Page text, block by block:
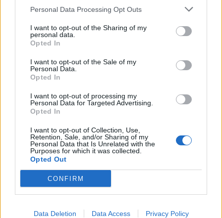
Personal Data Processing Opt Outs
I want to opt-out of the Sharing of my
personal data.
Opted In
I want to opt-out of the Sale of my
Personal Data.
Opted In
I want to opt-out of processing my
Personal Data for Targeted Advertising.
Opted In
I want to opt-out of Collection, Use,
Retention, Sale, and/or Sharing of my
Personal Data that Is Unrelated with the
Purposes for which it was collected.
Opted Out
CONFIRM
Data Deletion Data Access Privacy Policy
Δείτε επίσης